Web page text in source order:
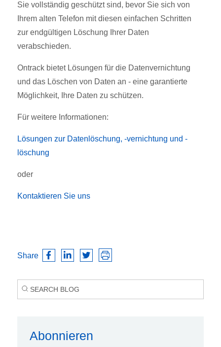
Sie vollständig geschützt sind, bevor Sie sich von
Ihrem alten Telefon mit diesen einfachen Schritten
zur endgültigen Löschung Ihrer Daten
verabschieden.
Ontrack bietet Lösungen für die Datenvernichtung
und das Löschen von Daten an - eine garantierte
Möglichkeit, Ihre Daten zu schützen.
Für weitere Informationen:
Lösungen zur Datenlöschung, -vernichtung und -
löschung
oder
Kontaktieren Sie uns
Share
Abonnieren